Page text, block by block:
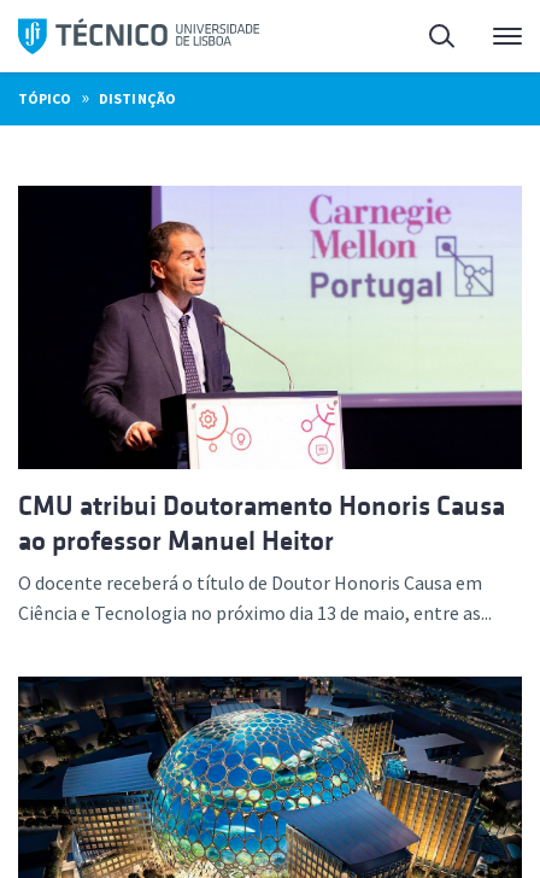
Saltar
para
o
conteúdo
Pesquisa
TÓPICO » DISTINÇÃO
CMU atribui Doutoramento Honoris Causa
ao professor Manuel Heitor
O docente receberá o título de Doutor Honoris Causa em
Ciência e Tecnologia no próximo dia 13 de maio, entre as...